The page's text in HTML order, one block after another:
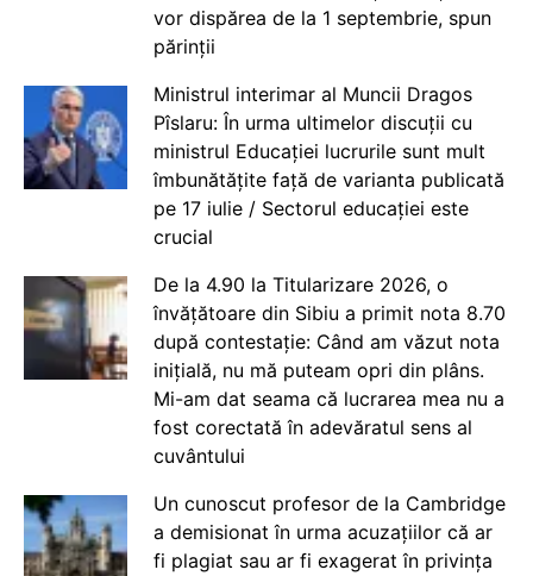
vor dispărea de la 1 septembrie, spun
părinții
Ministrul interimar al Muncii Dragos
Pîslaru: În urma ultimelor discuții cu
ministrul Educației lucrurile sunt mult
îmbunătățite față de varianta publicată
pe 17 iulie / Sectorul educației este
crucial
De la 4.90 la Titularizare 2026, o
învățătoare din Sibiu a primit nota 8.70
după contestație: Când am văzut nota
inițială, nu mă puteam opri din plâns.
Mi-am dat seama că lucrarea mea nu a
fost corectată în adevăratul sens al
cuvântului
Un cunoscut profesor de la Cambridge
a demisionat în urma acuzațiilor că ar
fi plagiat sau ar fi exagerat în privința